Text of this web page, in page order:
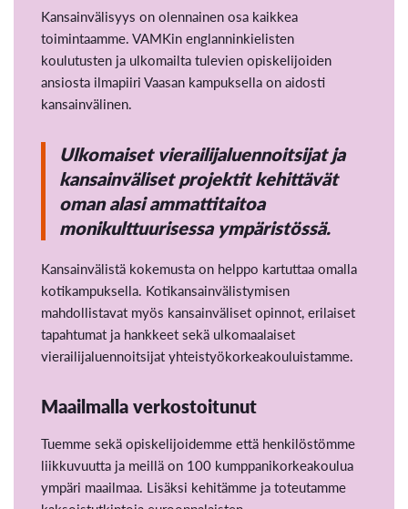
Kansainvälisyys on olennainen osa kaikkea
toimintaamme. VAMKin englanninkielisten
koulutusten ja ulkomailta tulevien opiskelijoiden
ansiosta ilmapiiri Vaasan kampuksella on aidosti
kansainvälinen.
Ulkomaiset vierailijaluennoitsijat ja
kansainväliset projektit kehittävät
oman alasi ammattitaitoa
monikulttuurisessa ympäristössä.
Kansainvälistä kokemusta on helppo kartuttaa omalla
kotikampuksella. Kotikansainvälistymisen
mahdollistavat myös kansainväliset opinnot, erilaiset
tapahtumat ja hankkeet sekä ulkomaalaiset
vierailijaluennoitsijat yhteistyökorkeakouluistamme.
Maailmalla verkostoitunut
Tuemme sekä opiskelijoidemme että henkilöstömme
liikkuvuutta ja meillä on 100 kumppanikorkeakoulua
ympäri maailmaa. Lisäksi kehitämme ja toteutamme